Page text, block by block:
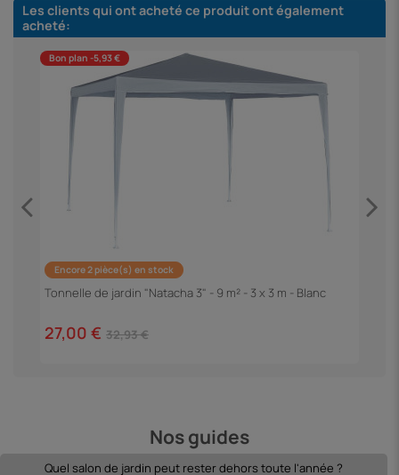
Les clients qui ont acheté ce produit ont également
acheté:
Bon plan -5,93 €
Encore 2 pièce(s) en stock
Tonnelle de jardin "Natacha 3" - 9 m² - 3 x 3 m - Blanc
27,00 € 32,93 €
Nos guides
Quel salon de jardin peut rester dehors toute l'année ?